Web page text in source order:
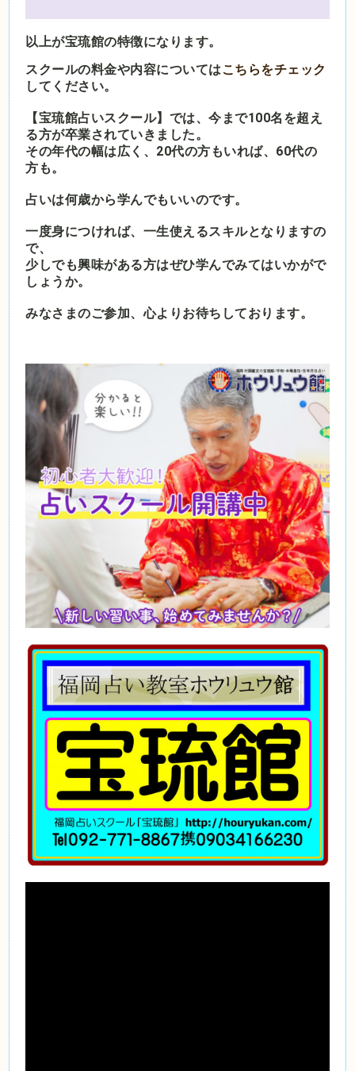
以上が宝琉館の特徴になります。
スクールの料金や内容についてはこちらをチェック
してください。
【宝琉館占いスクール】では、今まで100名を超え
る方が卒業されていきました。
その年代の幅は広く、20代の方もいれば、60代の
方も。
占いは何歳から学んでもいいのです。
一度身につければ、一生使えるスキルとなりますの
で、
少しでも興味がある方はぜひ学んでみてはいかがで
しょうか。
みなさまのご参加、心よりお待ちしております。